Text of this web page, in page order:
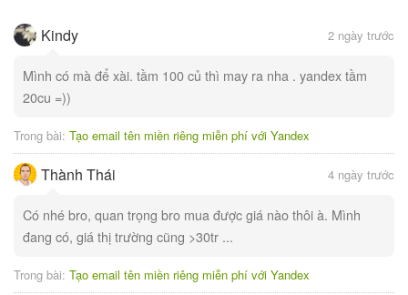
Kindy 2 ngày trước
Mình có mà để xài. tầm 100 củ thì may ra nha . yandex tầm
20cu =))
Trong bài: Tạo email tên miền riêng miễn phí với Yandex
Thành Thái 4 ngày trước
Có nhé bro, quan trọng bro mua được giá nào thôi à. Mình
đang có, giá thị trường cũng >30tr ...
Trong bài: Tạo email tên miền riêng miễn phí với Yandex